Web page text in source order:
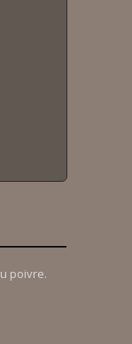
poivre.